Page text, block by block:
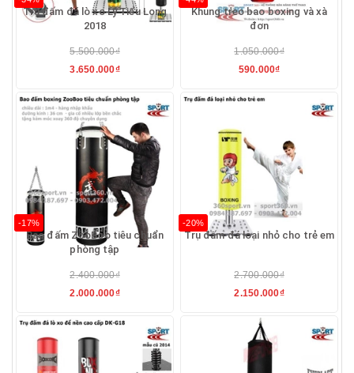
Trụ đấm đá lò xo Lý Tiểu Long
2018
5.500.000₫
3.650.000₫
Khung treo bao boxing và xà
đơn
1.050.000₫
590.000₫
-17%
Bao đấm ZooBoo tiêu chuẩn
phòng tập
2.400.000₫
2.000.000₫
-20%
Trụ đấm đá loại nhỏ cho trẻ em
2.700.000₫
2.150.000₫